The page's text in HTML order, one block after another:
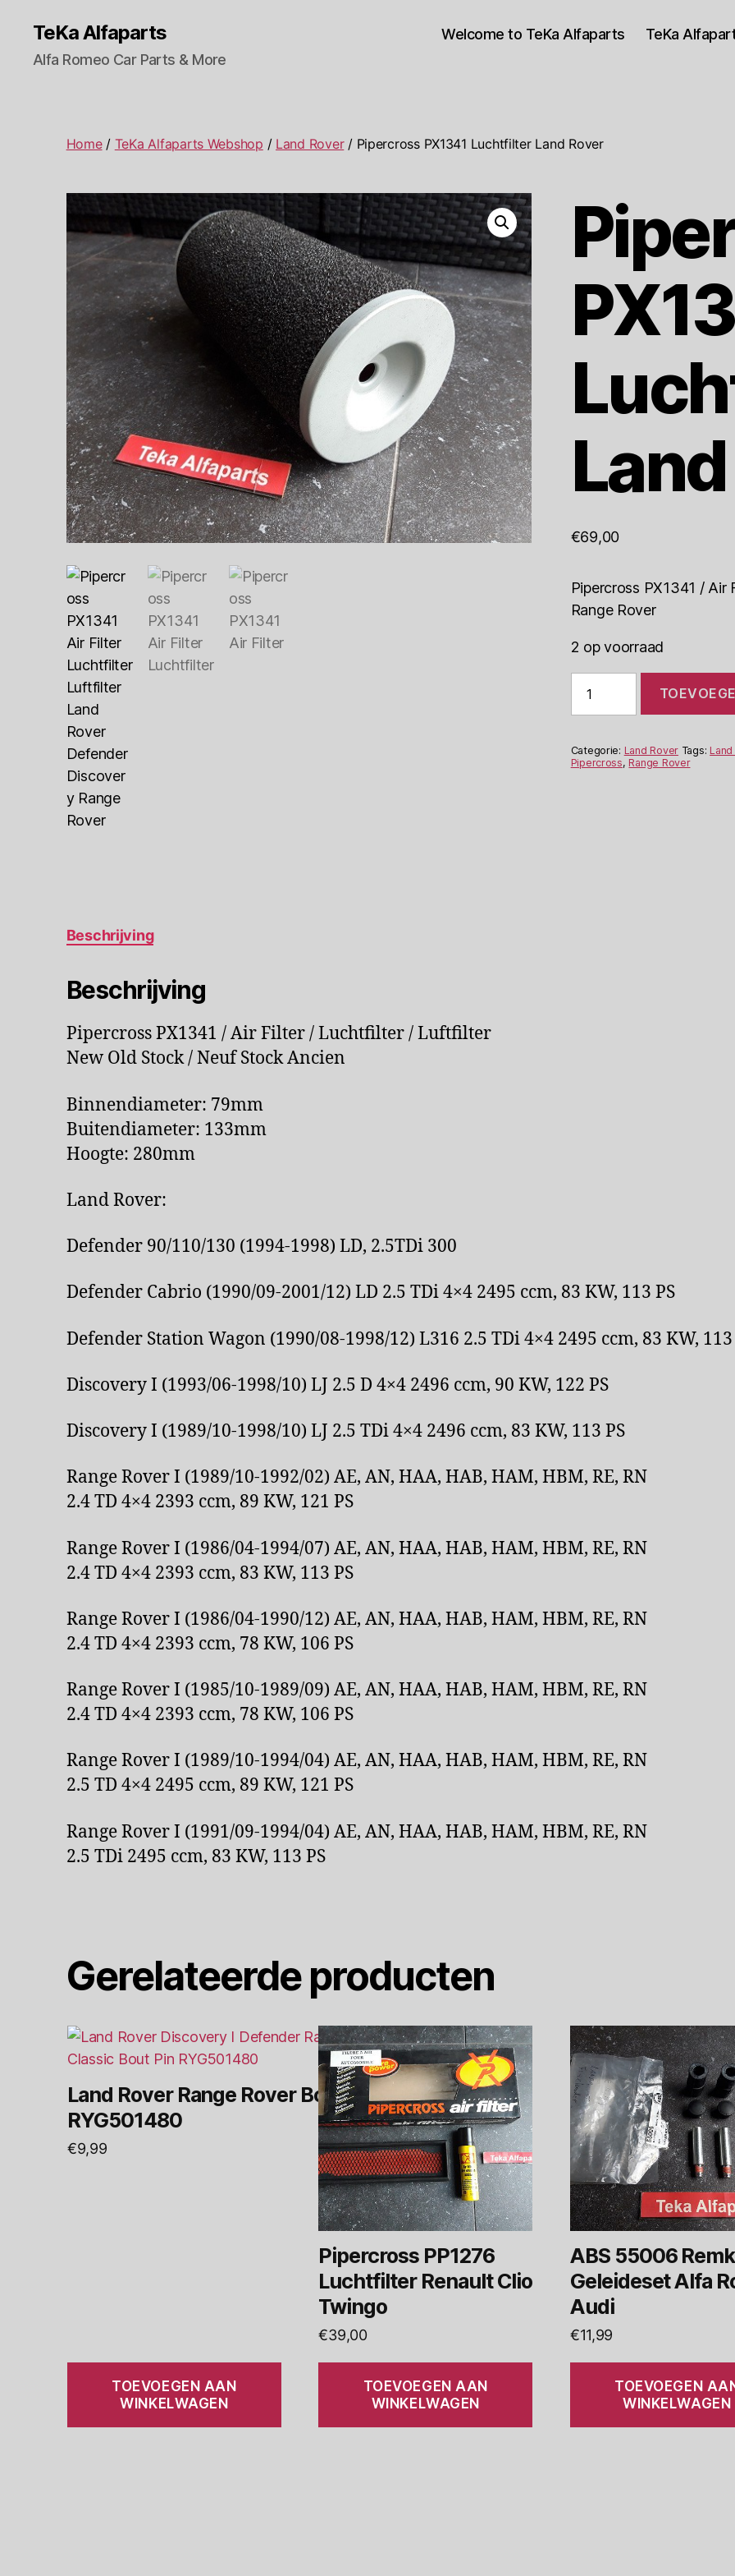
TeKa Alfaparts
Alfa Romeo Car Parts & More
Welcome to TeKa Alfaparts TeKa
Home/ TeKa Alfaparts Webshop / Land Rover/ Pipercross PX1341 Luchtfilter Land Rover
€69,00
Pipercross PX1341 /
Range Rover
2 op voorraad
PX1341
Luchtfilter
Rover
aantal
Categorie: Land Rover Tags:
Pipercross, Range Rover
Beschrijving
Beschrijving
Pipercross PX1341 / Air Filter / Luchtfilter / Luftfilter
New Old Stock / Neuf Stock Ancien
Binnendiameter: 79mm
Buitendiameter: 133mm
Hoogte: 280mm
Land Rover:
Defender 90/110/130 (1994-1998) LD, 2.5TDi 300
Defender Cabrio (1990/09-2001/12) LD 2.5 TDi 4×4 2495 ccm, 83 KW, 113 PS
Defender Station Wagon (1990/08-1998/12) L316 2.5 TDi 4×4 2495 ccm, 83 KW, 113
Discovery I (1993/06-1998/10) LJ 2.5 D 4×4 2496 ccm, 90 KW, 122 PS
Discovery I (1989/10-1998/10) LJ 2.5 TDi 4×4 2496 ccm, 83 KW, 113 PS
Range Rover I (1989/10-1992/02) AE, AN, HAA, HAB, HAM, HBM, RE, RN
2.4 TD 4×4 2393 ccm, 89 KW, 121 PS
Range Rover I (1986/04-1994/07) AE, AN, HAA, HAB, HAM, HBM, RE, RN
2.4 TD 4×4 2393 ccm, 83 KW, 113 PS
Range Rover I (1986/04-1990/12) AE, AN, HAA, HAB, HAM, HBM, RE, RN
2.4 TD 4×4 2393 ccm, 78 KW, 106 PS
Range Rover I (1985/10-1989/09) AE, AN, HAA, HAB, HAM, HBM, RE, RN
2.4 TD 4×4 2393 ccm, 78 KW, 106 PS
Range Rover I (1989/10-1994/04) AE, AN, HAA, HAB, HAM, HBM, RE, RN
2.5 TD 4×4 2495 ccm, 89 KW, 121 PS
Range Rover I (1991/09-1994/04) AE, AN, HAA, HAB, HAM, HBM, RE, RN
2.5 TDi 2495 ccm, 83 KW, 113 PS
Gerelateerde producten
Land Rover Range Rover Bout Pin
RYG501480
€9,99
TOEVOEGEN AAN
WINKELWAGEN
Pipercross PP1276
Luchtfilter Renault Clio
Twingo
€39,00
TOEVOEGEN AAN
WINKELWAGEN
ABS 55006
Geleideset Alfa
Audi
€11,99
TOEVOEGEN
WINKELWAGEN